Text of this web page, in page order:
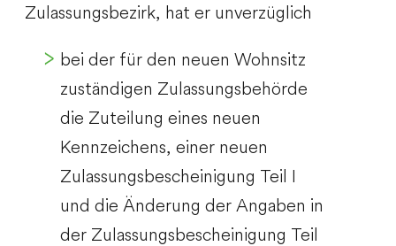
Zulassungsbezirk, hat er unverzüglich
bei der für den neuen Wohnsitz
zuständigen Zulassungsbehörde
die Zuteilung eines neuen
Kennzeichens, einer neuen
Zulassungsbescheinigung Teil I
und die Änderung der Angaben in
der Zulassungsbescheinigung Teil